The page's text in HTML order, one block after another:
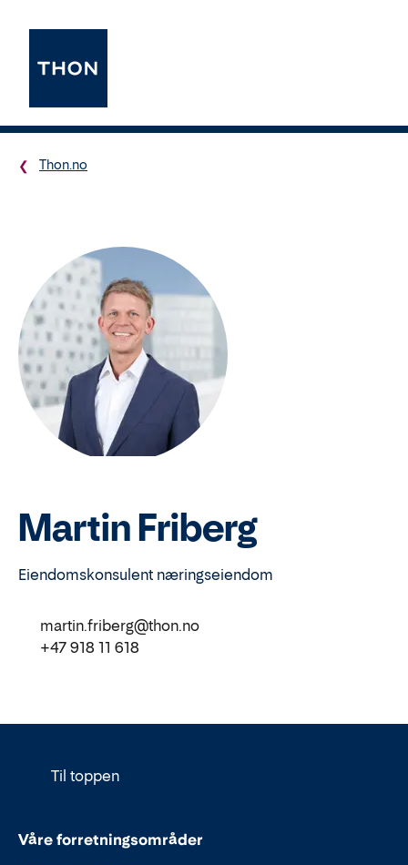
Thon.no
Martin Friberg
Eiendomskonsulent næringseiendom
martin.friberg@thon.no
+47 918 11 618
Til toppen
Våre forretningsområder